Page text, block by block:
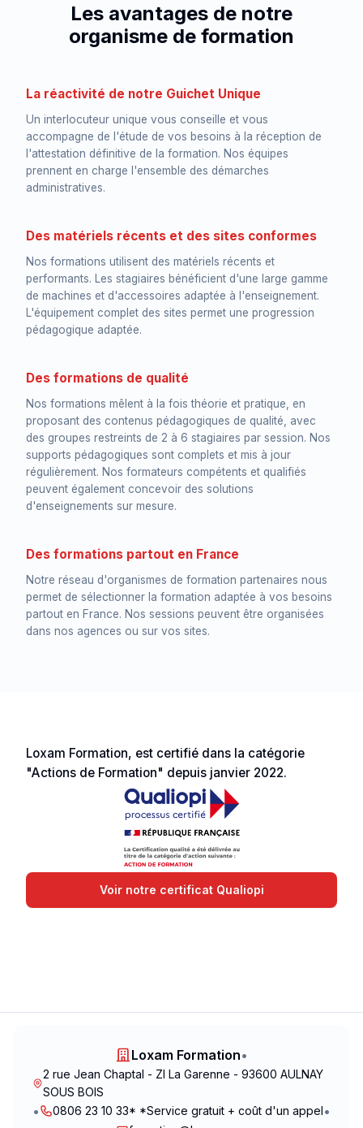
Les avantages de notre
organisme de formation
La réactivité de notre Guichet Unique
Un interlocuteur unique vous conseille et vous
accompagne de l'étude de vos besoins à la réception de
l'attestation définitive de la formation. Nos équipes
prennent en charge l'ensemble des démarches
administratives.
Des matériels récents et des sites conformes
Nos formations utilisent des matériels récents et
performants. Les stagiaires bénéficient d'une large gamme
de machines et d'accessoires adaptée à l'enseignement.
L'équipement complet des sites permet une progression
pédagogique adaptée.
Des formations de qualité
Nos formations mêlent à la fois théorie et pratique, en
proposant des contenus pédagogiques de qualité, avec
des groupes restreints de 2 à 6 stagiaires par session. Nos
supports pédagogiques sont complets et mis à jour
régulièrement. Nos formateurs compétents et qualifiés
peuvent également concevoir des solutions
d'enseignements sur mesure.
Des formations partout en France
Notre réseau d'organismes de formation partenaires nous
permet de sélectionner la formation adaptée à vos besoins
partout en France. Nos sessions peuvent être organisées
dans nos agences ou sur vos sites.
Loxam Formation, est certifié dans la catégorie
"Actions de Formation" depuis janvier 2022.
Voir notre certificat Qualiopi
Loxam Formation•
2 rue Jean Chaptal - ZI La Garenne - 93600 AULNAY
SOUS BOIS
• 0806 23 10 33* *Service gratuit + coût d'un appel•